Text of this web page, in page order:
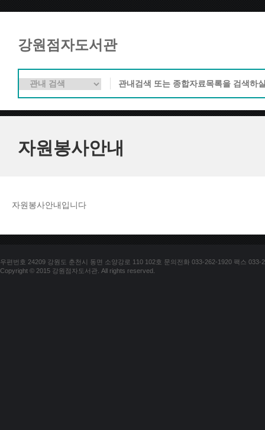
강원점자도서관
자원봉사안내
자원봉사안내입니다
우편번호 24209 강원도 춘천시 동면 소양강로 110 102호 문의전화 033-262-1920 팩스 033-
Copyright © 2015 강원점자도서관. All rights reserved.